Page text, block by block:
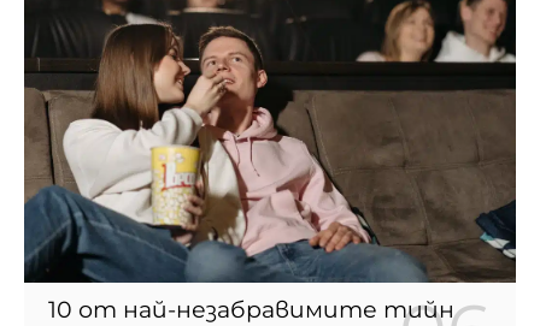
10 от най-незабравимите тийн